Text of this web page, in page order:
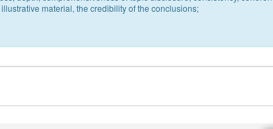
material, the credibility of the conclusions;